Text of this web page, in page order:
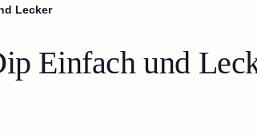
Lecker
Einfach und